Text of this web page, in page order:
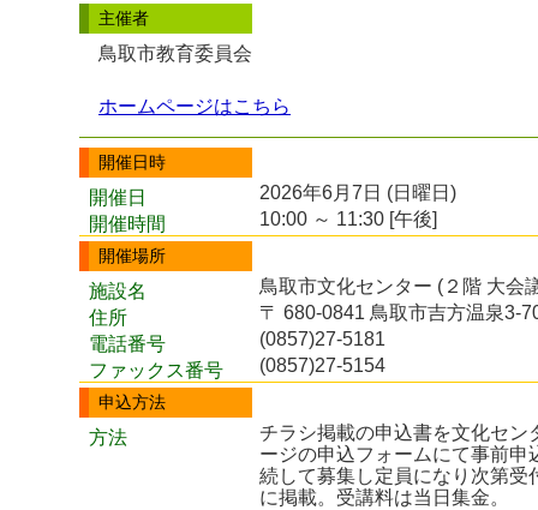
主催者
鳥取市教育委員会
ホームページはこちら
開催日時
開催日
2026年6月7日 (日曜日)
開催時間
10:00 ～ 11:30 [午後]
開催場所
施設名
鳥取市文化センター (２階 大会
住所
〒 680-0841 鳥取市吉方温泉3-
電話番号
(0857)27-5181
ファックス番号
(0857)27-5154
申込方法
方法
チラシ掲載の申込書を文化セン
ージの申込フォームにて事前
続して募集し定員になり次第受
に掲載。受講料は当日集金。